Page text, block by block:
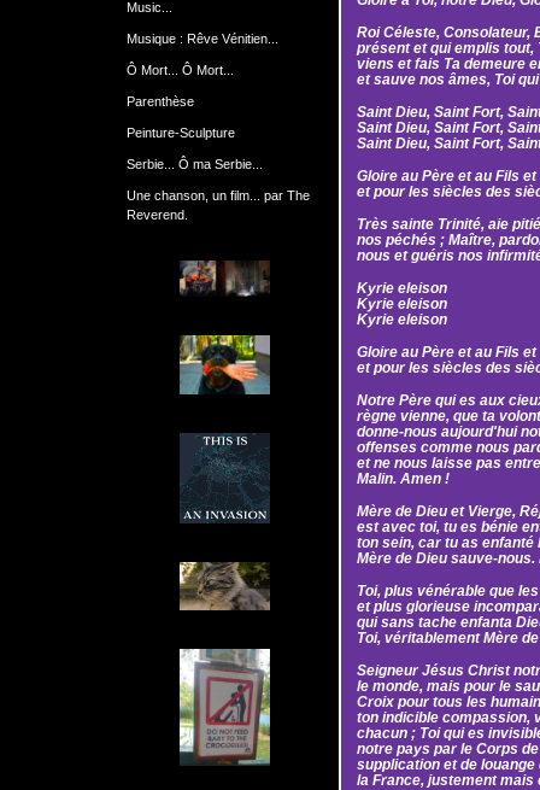
Music...
Musique : Rêve Vénitien...
Ô Mort... Ô Mort...
Parenthèse
Peinture-Sculpture
Serbie... Ô ma Serbie...
Une chanson, un film... par The
Reverend.
Roi Céleste, Consolateur,
présent et qui emplis tout,
viens et fais Ta demeure
et sauve nos âmes, Toi
Saint Dieu, Saint Fort,
Saint Dieu, Saint Fort,
Saint Dieu, Saint Fort,
Gloire au Père et au Fils
et pour les siècles des
Très sainte Trinité, aie
nos péchés ; Maître,
nous et guéris nos
Kyrie eleison
Kyrie eleison
Kyrie eleison
Gloire au Père et au Fils
et pour les siècles des
Notre Père qui es aux
règne vienne, que ta
donne-nous aujourd'hui
offenses comme nous
et ne nous laisse pas
Malin. Amen !
Mère de Dieu et Vierge,
est avec toi, tu es bénie
ton sein, car tu as enfanté
Mère de Dieu sauve-nous.
Toi, plus vénérable que
et plus glorieuse
qui sans tache enfanta
Toi, véritablement Mère
Seigneur Jésus Christ
le monde, mais pour le
Croix pour tous les
ton indicible compassion,
chacun ; Toi qui es
notre pays par le Corps
supplication et de
la France, justement mais